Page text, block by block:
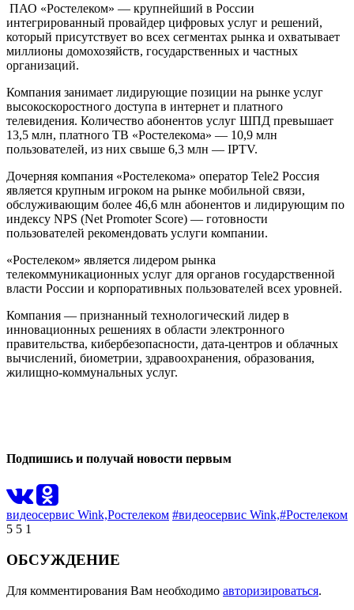
ПАО «Ростелеком» — крупнейший в России
интегрированный провайдер цифровых услуг и решений,
который присутствует во всех сегментах рынка и охватывает
миллионы домохозяйств, государственных и частных
организаций.
Компания занимает лидирующие позиции на рынке услуг
высокоскоростного доступа в интернет и платного
телевидения. Количество абонентов услуг ШПД превышает
13,5 млн, платного ТВ «Ростелекома» — 10,9 млн
пользователей, из них свыше 6,3 млн — IPTV.
Дочерняя компания «Ростелекома» оператор Tele2 Россия
является крупным игроком на рынке мобильной связи,
обслуживающим более 46,6 млн абонентов и лидирующим по
индексу NPS (Net Promoter Score) — готовности
пользователей рекомендовать услуги компании.
«Ростелеком» является лидером рынка
телекоммуникационных услуг для органов государственной
власти России и корпоративных пользователей всех уровней.
Компания — признанный технологический лидер в
инновационных решениях в области электронного
правительства, кибербезопасности, дата-центров и облачных
вычислений, биометрии, здравоохранения, образования,
жилищно-коммунальных услуг.
Подпишись и получай новости первым
видеосервис Wink,Ростелеком #видеосервис Wink,#Ростелеком
5 5 1
ОБСУЖДЕНИЕ
Для комментирования Вам необходимо авторизироваться.